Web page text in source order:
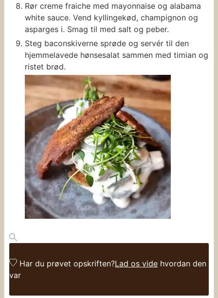
Rør creme fraiche med mayonnaise og alabama
white sauce. Vend kyllingekød, champignon og
asparges i. Smag til med salt og peber.
Steg baconskiverne sprøde og servér til den
hjemmelavede hønsesalat sammen med timian og
ristet brød.
Har du prøvet opskriften?Lad os vide hvordan den
var